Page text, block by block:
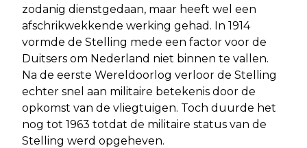
zodanig dienstgedaan, maar heeft wel een
afschrikwekkende werking gehad. In 1914
vormde de Stelling mede een factor voor de
Duitsers om Nederland niet binnen te vallen.
Na de eerste Wereldoorlog verloor de Stelling
echter snel aan militaire betekenis door de
opkomst van de vliegtuigen. Toch duurde het
nog tot 1963 totdat de militaire status van de
Stelling werd opgeheven.